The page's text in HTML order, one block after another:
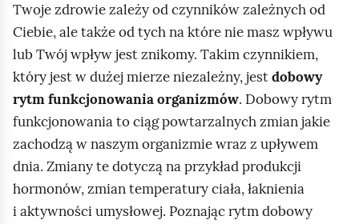
Twoje zdrowie zależy od czynników zależnych od
Ciebie, ale także od tych na które nie masz wpływu
lub Twój wpływ jest znikomy. Takim czynnikiem,
który jest w dużej mierze niezależny, jestdobowy
rytm funkcjonowania organizmów. Dobowy rytm
funkcjonowania to ciąg powtarzalnych zmian jakie
zachodzą w naszym organizmie wraz z upływem
dnia. Zmiany te dotyczą na przykład produkcji
hormonów, zmian temperatury ciała, łaknienia
i aktywności umysłowej. Poznając rytm dobowy